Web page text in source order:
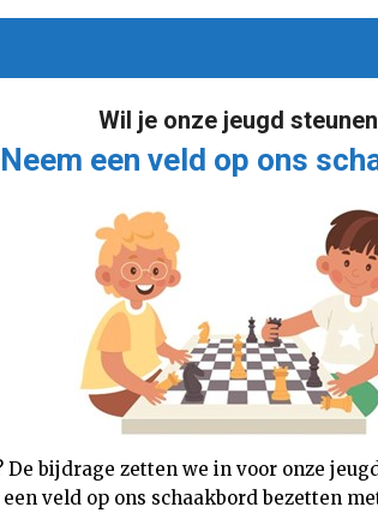
Wil je onze jeugd
Neem een veld op ons
De bijdrage zetten we in voor onze
veld op ons schaakbord bezetten